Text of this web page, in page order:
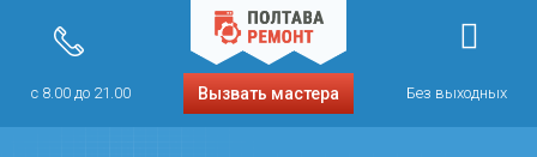
с 8.00 до 21.00 Вызвать мастера Без выходных